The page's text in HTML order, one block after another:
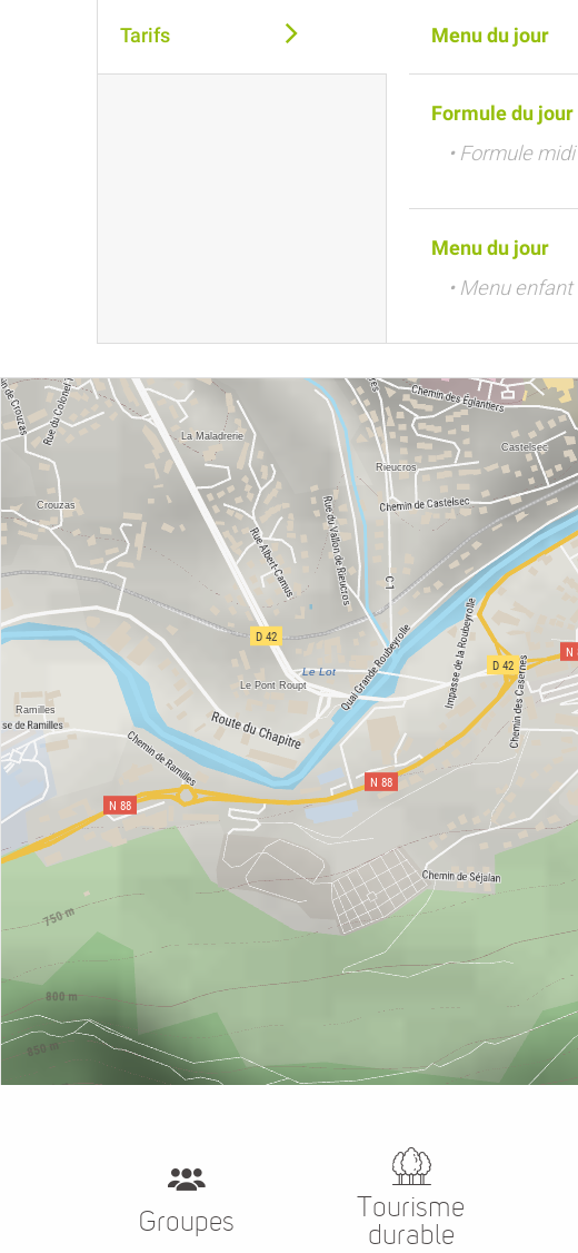
Tarifs Menu du jour
Formule du jour
• Formule midi
Menu du jour
• Menu enfant
Groupes
Tourisme
durable